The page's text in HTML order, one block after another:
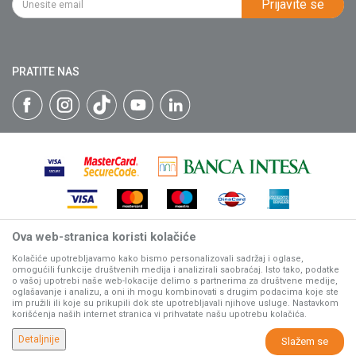
Matični broj: 07593252
Katalozi
Isporuka
Plaćanje karticama
Web kredit Raiffeisen banke
Pravo na odustajanje
Povraćaj sredstava
Zamena artikala
Prijavite se
PRATITE NAS
Nastojimo da budemo što precizniji u opisu proizvoda, prikazu
slika i samih cena, ali ne možemo garantovati da su sve
informacije kompletne i bez grešaka.
Svi artikli prikazani na sajtu su deo naše ponude, ali ne
podrazumeva da su dostupni u svakom trenutku.
©2026www.villagerstore.com . Sva prava zadržana.
Ova web-stranica koristi kolačiće
Kolačiće upotrebljavamo kako bismo personalizovali sadržaj i oglase,
omogućili funkcije društvenih medija i analizirali saobraćaj. Isto tako, podatke
o vašoj upotrebi naše web-lokacije delimo s partnerima za društvene medije,
oglašavanje i analizu, a oni ih mogu kombinovati s drugim podacima koje ste
im pružili ili koje su prikupili dok ste upotrebljavali njihove usluge. Nastavkom
korišćenja naših internet stranica vi prihvatate našu upotrebu kolačića.
Detaljnije Slažem se